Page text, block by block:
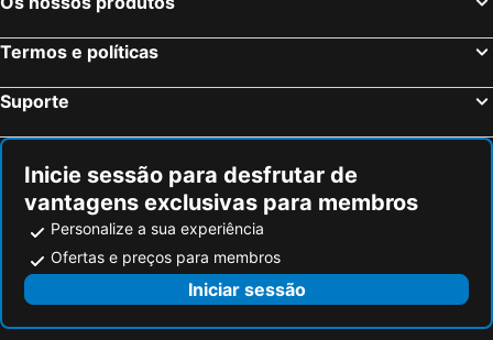
Termos e políticas
Suporte
Inicie sessão para desfrutar de
vantagens exclusivas para membros
Personalize a sua experiência
Ofertas e preços para membros
Iniciar sessão